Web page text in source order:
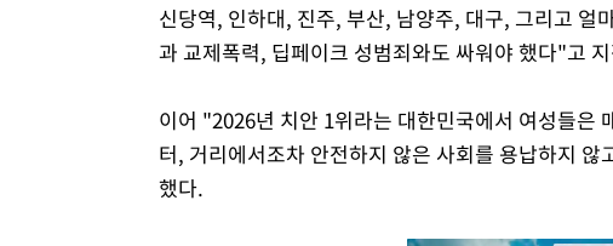
신당역, 인하대, 진주, 부산, 남양주, 대구, 그리고 얼
과 교제폭력, 딥페이크 성범죄와도 싸워야 했다"고
이어 "2026년 치안 1위라는 대한민국에서 여성들은
터, 거리에서조차 안전하지 않은 사회를 용납하지
했다.